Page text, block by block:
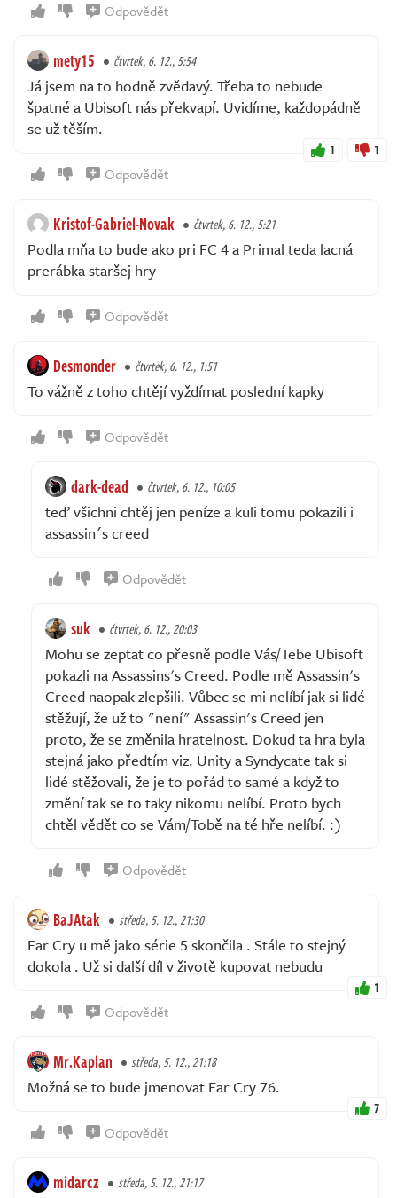
Odpovědět
mety15 čtvrtek, 6. 12., 5:54
Já jsem na to hodně zvědavý. Třeba to nebude
špatné a Ubisoft nás překvapí. Uvidíme, každopádně
se už těším.
1 1
Odpovědět
Kristof-Gabriel-Novak čtvrtek, 6. 12., 5:21
Podla mňa to bude ako pri FC 4 a Primal teda lacná
prerábka staršej hry
Odpovědět
Desmonder čtvrtek, 6. 12., 1:51
To vážně z toho chtějí vyždímat poslední kapky
Odpovědět
dark-dead čtvrtek, 6. 12., 10:05
teď všichni chtěj jen peníze a kuli tomu pokazili i
assassin´s creed
Odpovědět
suk čtvrtek, 6. 12., 20:03
Mohu se zeptat co přesně podle Vás/Tebe Ubisoft
pokazli na Assassins's Creed. Podle mě Assassin's
Creed naopak zlepšili. Vůbec se mi nelíbí jak si lidé
stěžují, že už to "není" Assassin's Creed jen
proto, že se změnila hratelnost. Dokud ta hra byla
stejná jako předtím viz. Unity a Syndycate tak si
lidé stěžovali, že je to pořád to samé a když to
změní tak se to taky nikomu nelíbí. Proto bych
chtěl vědět co se Vám/Tobě na té hře nelíbí. :)
Odpovědět
BaJAtak středa, 5. 12., 21:30
Far Cry u mě jako série 5 skončila . Stále to stejný
dokola . Už si další díl v životě kupovat nebudu
1
Odpovědět
Mr.Kaplan středa, 5. 12., 21:18
Možná se to bude jmenovat Far Cry 76.
7
Odpovědět
midarcz středa, 5. 12., 21:17